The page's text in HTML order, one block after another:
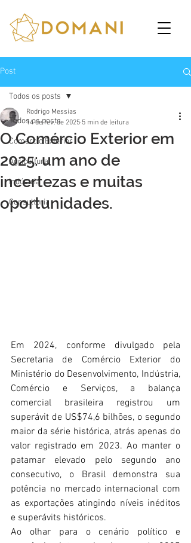
Post
Todos os posts
Comércio Exterior
Agricultura
Indústria
Consultoria
Todos os posts
O Comércio Exterior em
2025: um ano de
incertezas e muitas
oportunidades.
Rodrigo Messias
14 de fev. de 2025 5 min de leitura
Em 2024, conforme divulgado pela
Secretaria de Comércio Exterior do
Ministério do Desenvolvimento, Indústria,
Comércio e Serviços, a balança
comercial brasileira registrou um
superávit de US$74,6 bilhões, o segundo
maior da série histórica, atrás apenas do
valor registrado em 2023. Ao manter o
patamar elevado pelo segundo ano
consecutivo, o Brasil demonstra sua
potência no mercado internacional com
as exportações atingindo níveis inéditos
e superávits históricos.
Ao olhar para o cenário político e